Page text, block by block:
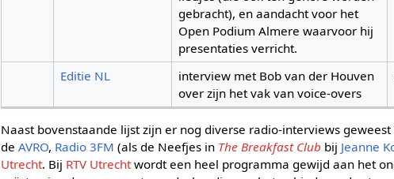
gebracht), en aandacht voor het
Open Podium Almere waarvoor hij
presentaties verricht.
Editie NL
interview met Bob van der Houven
over zijn het vak van voice-overs
Naast bovenstaande lijst zijn er nog diverse radio-interviews
deAVRO, Radio 3FM (als de Neefjes in The Breakfast Club bij Jeanne
Utrecht. Bij RTV Utrechtwordt een heel programma gewijd aan het